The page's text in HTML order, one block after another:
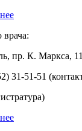
пр. К. Маркса,
31-51-51